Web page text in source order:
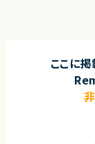
ここに